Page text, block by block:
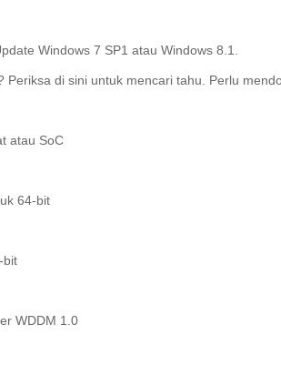
Windows 7 SP1 atau Windows 8.1.
Periksa di sini untuk mencari tahu. Perlu
atau SoC
64-bit
bit
WDDM 1.0